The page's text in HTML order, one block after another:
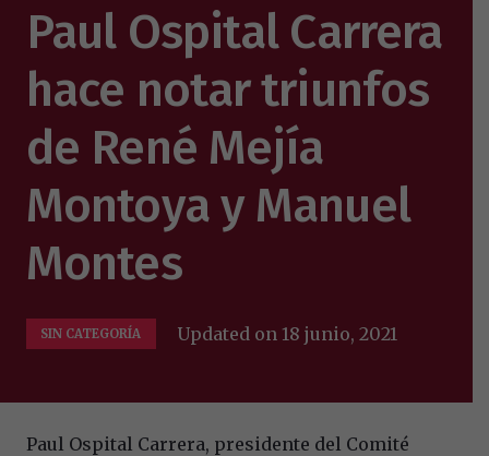
Paul Ospital Carrera
hace notar triunfos
de René Mejía
Montoya y Manuel
Montes
SIN CATEGORÍA Updated on 18 junio, 2021
Paul Ospital Carrera, presidente del Comité